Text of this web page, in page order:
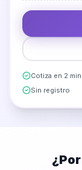
Cotiza en 2 min
Sin registro